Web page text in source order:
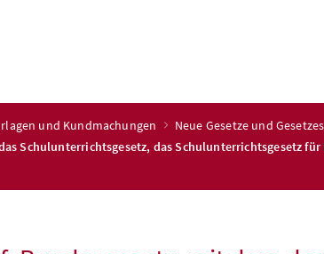
und Kundmachungen
Neue Gesetze und
Schulunterrichtsgesetz, das Schulunterrichtsgesetz